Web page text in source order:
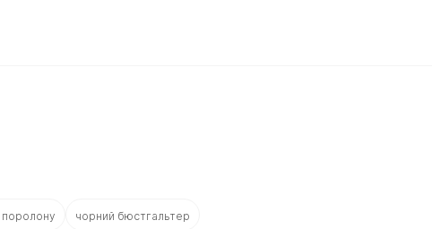
поролону чорний бюстгальтер